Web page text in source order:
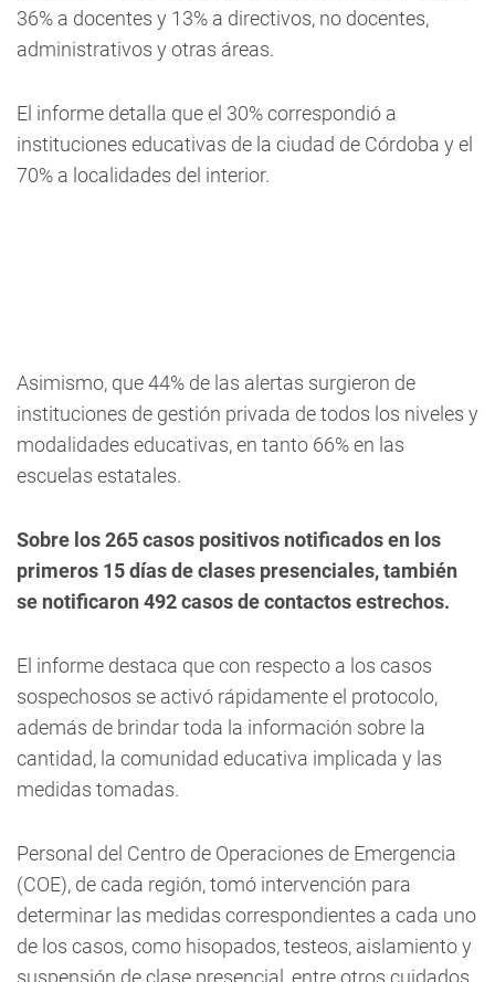
36% a docentes y 13% a directivos, no docentes,
administrativos y otras áreas.
El informe detalla que el 30% correspondió a
instituciones educativas de la ciudad de Córdoba y el
70% a localidades del interior.
Asimismo, que 44% de las alertas surgieron de
instituciones de gestión privada de todos los niveles y
modalidades educativas, en tanto 66% en las
escuelas estatales.
Sobre los 265 casos positivos notificados en los
primeros 15 días de clases presenciales, también
se notificaron 492 casos de contactos estrechos.
El informe destaca que con respecto a los casos
sospechosos se activó rápidamente el protocolo,
además de brindar toda la información sobre la
cantidad, la comunidad educativa implicada y las
medidas tomadas.
Personal del Centro de Operaciones de Emergencia
(COE), de cada región, tomó intervención para
determinar las medidas correspondientes a cada uno
de los casos, como hisopados, testeos, aislamiento y
suspensión de clase presencial, entre otros cuidados